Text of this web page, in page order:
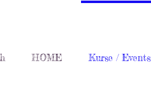
HOME Kurse / Events